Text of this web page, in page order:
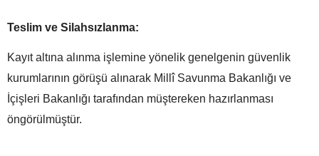
Teslim ve Silahsızlanma:
Kayıt altına alınma işlemine yönelik genelgenin güvenlik
kurumlarının görüşü alınarak Millî Savunma Bakanlığı ve
İçişleri Bakanlığı tarafından müştereken hazırlanması
öngörülmüştür.